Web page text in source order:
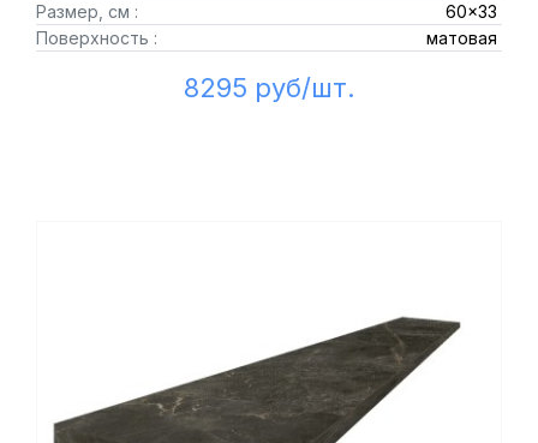
Размер, см :
60x33
Поверхность :
матовая
8295 руб/шт.